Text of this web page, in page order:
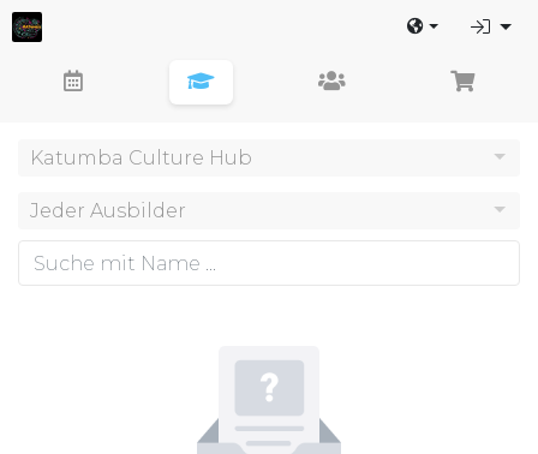
Katumba Culture Hub
Jeder Ausbilder